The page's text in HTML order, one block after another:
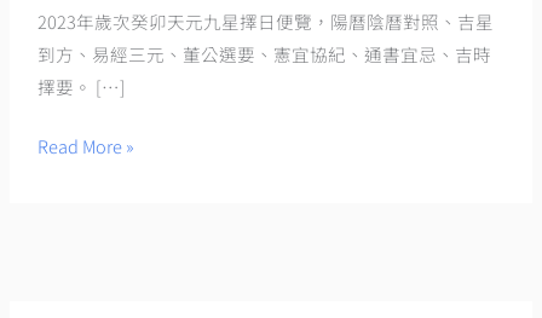
2023年歲次癸卯天元九星擇日便覽，陽曆陰曆對照、吉星
到方、易經三元、董公選要、憲宜協紀、通書宜忌、吉時
擇要。 […]
卯
天
元
九
Read More »